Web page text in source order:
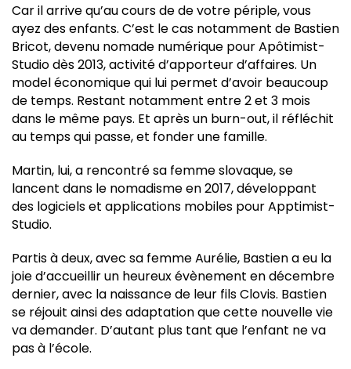
Car il arrive qu’au cours de de votre périple, vous
ayez des enfants. C’est le cas notamment de Bastien
Bricot, devenu nomade numérique pour Apôtimist-
Studio dès 2013, activité d’apporteur d’affaires. Un
model économique qui lui permet d’avoir beaucoup
de temps. Restant notamment entre 2 et 3 mois
dans le même pays. Et après un burn-out, il réfléchit
au temps qui passe, et fonder une famille.
Martin, lui, a rencontré sa femme slovaque, se
lancent dans le nomadisme en 2017, développant
des logiciels et applications mobiles pour Apptimist-
Studio.
Partis à deux, avec sa femme Aurélie, Bastien a eu la
joie d’accueillir un heureux évènement en décembre
dernier, avec la naissance de leur fils Clovis. Bastien
se réjouit ainsi des adaptation que cette nouvelle vie
va demander. D’autant plus tant que l’enfant ne va
pas à l’école.